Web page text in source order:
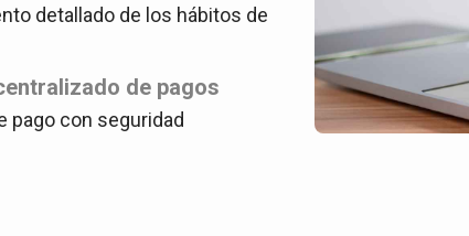
detallado de los hábitos de
de pagos
pago con seguridad